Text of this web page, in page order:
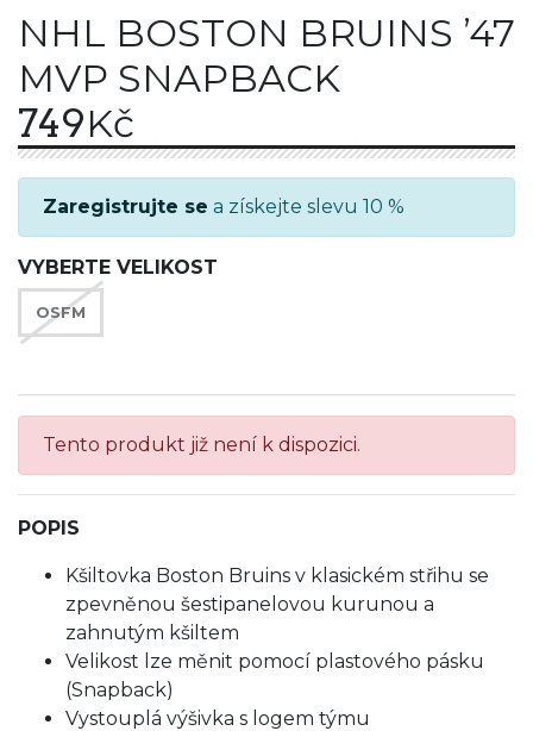
NHL BOSTON BRUINS ’47
MVP SNAPBACK
749Kč
Zaregistrujte se a získejte slevu 10 %
VYBERTE VELIKOST
OSFM
Tento produkt již není k dispozici.
POPIS
Kšiltovka Boston Bruins v klasickém střihu se
zpevněnou šestipanelovou kurunou a
zahnutým kšiltem
Velikost lze měnit pomocí plastového pásku
(Snapback)
Vystouplá výšivka s logem týmu